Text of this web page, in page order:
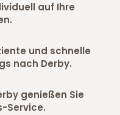
auf Ihre
und schnelle
nach Derby.
genießen Sie
Service.